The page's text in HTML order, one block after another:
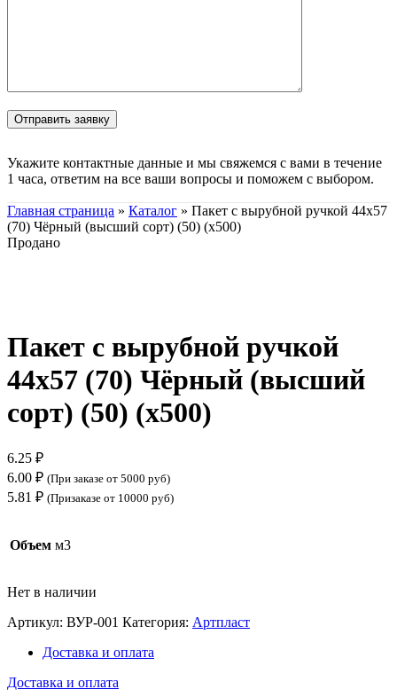
Укажите контактные данные и мы свяжемся с вами в течение
1 часа, ответим на все ваши вопросы и поможем с выбором.
Главная страница » Каталог » Пакет с вырубной ручкой 44х57
(70) Чёрный (высший сорт) (50) (х500)
Продано
Пакет с вырубной ручкой
44х57 (70) Чёрный (высший
сорт) (50) (х500)
6.25 ₽
6.00 ₽ (При заказе от 5000 руб)
5.81 ₽ (Призаказе от 10000 руб)
Объем м3
Нет в наличии
Артикул: ВУР-001 Категория: Артпласт
Доставка и оплата
Доставка и оплата